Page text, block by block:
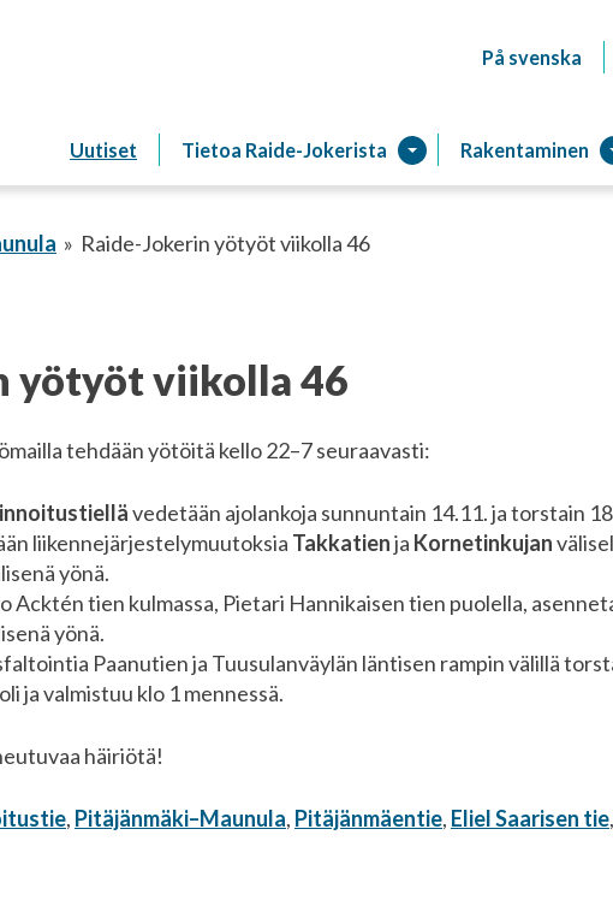
På svenska
Uutiset Tietoa Raide-Jokerista Raitiotien
Rakentaminen
Raide-Jokerin yötyöt viikolla 46
yötyöt viikolla 46
tehdään yötöitä kello 22–7 seuraavasti:
vedetään ajolankoja sunnuntain 14.11. ja torstain
liikennejärjestelymuutoksia Takkatienja Kornetinkujan
yönä.
Acktén tien kulmassa, Pietari Hannikaisen tien puolella,
yönä.
Paanutien ja Tuusulanväylän läntisen rampin välillä
ja valmistuu klo 1 mennessä.
häiriötä!
, Pitäjänmäki–Maunula, Pitäjänmäentie, Eliel Saarisen tie,